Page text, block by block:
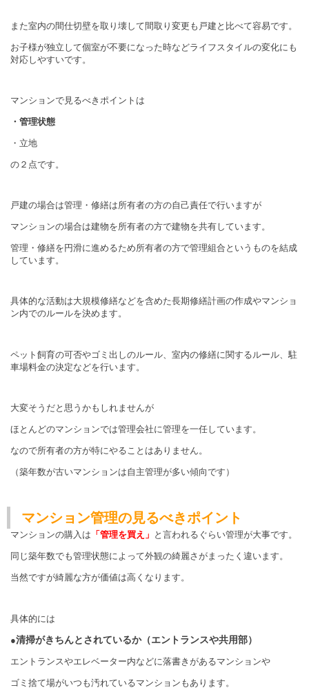
また室内の間仕切壁を取り壊して間取り変更も戸建と比べて容易です。
お子様が独立して個室が不要になった時などライフスタイルの変化にも
対応しやすいです。
マンションで見るべきポイントは
・管理状態
・立地
の２点です。
戸建の場合は管理・修繕は所有者の方の自己責任で行いますが
マンションの場合は建物を所有者の方で建物を共有しています。
管理・修繕を円滑に進めるため所有者の方で管理組合というものを結成
しています。
具体的な活動は大規模修繕などを含めた長期修繕計画の作成やマンショ
ン内でのルールを決めます。
ペット飼育の可否やゴミ出しのルール、室内の修繕に関するルール、駐
車場料金の決定などを行います。
大変そうだと思うかもしれませんが
ほとんどのマンションでは管理会社に管理を一任しています。
なので所有者の方が特にやることはありません。
（築年数が古いマンションは自主管理が多い傾向です）
マンション管理の見るべきポイント
マンションの購入は 「管理を買え」 と言われるぐらい管理が大事です。
同じ築年数でも管理状態によって外観の綺麗さがまったく違います。
当然ですが綺麗な方が価値は高くなります。
具体的には
●清掃がきちんとされているか（エントランスや共用部）
エントランスやエレベーター内などに落書きがあるマンションや
ゴミ捨て場がいつも汚れているマンションもあります。